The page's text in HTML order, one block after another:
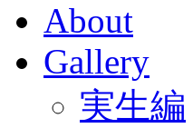
About
Gallery
実生編